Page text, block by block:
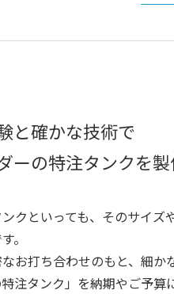
と確かな技術で
ーの特注タンクを製
クといっても、そのサイズ
。
お打ち合わせのもと、細か
注タンク」を納期やご予算